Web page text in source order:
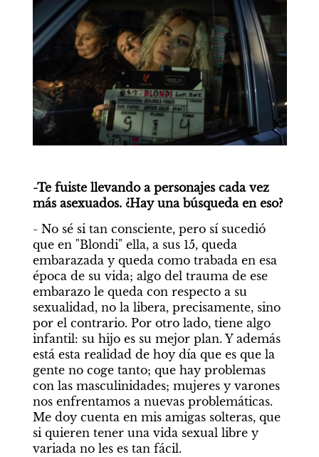
-Te fuiste llevando a personajes cada vez
más asexuados. ¿Hay una búsqueda en eso?
- No sé si tan consciente, pero sí sucedió
que en "Blondi" ella, a sus 15, queda
embarazada y queda como trabada en esa
época de su vida; algo del trauma de ese
embarazo le queda con respecto a su
sexualidad, no la libera, precisamente, sino
por el contrario. Por otro lado, tiene algo
infantil: su hijo es su mejor plan. Y además
está esta realidad de hoy día que es que la
gente no coge tanto; que hay problemas
con las masculinidades; mujeres y varones
nos enfrentamos a nuevas problemáticas.
Me doy cuenta en mis amigas solteras, que
si quieren tener una vida sexual libre y
variada no les es tan fácil.